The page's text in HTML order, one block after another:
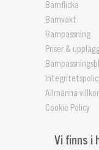
Barnflicka
Barnvakt
Barnpassning
Priser &
Allmänna villkor
Cookie Policy
Vi finns i